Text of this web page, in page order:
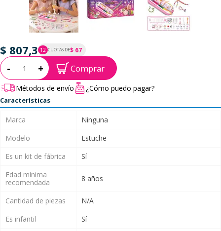
$ 807,3 12 CUOTAS DE$ 67
P.T.F. $ 807
Cantidad:
- + Comprar
Métodos de envío ¿Cómo puedo pagar?
Características
Marca
Ninguna
Modelo
Estuche
Es un kit de fábrica
Sí
Edad mínima
recomendada
8 años
Cantidad de piezas
N/A
Es infantil
Sí